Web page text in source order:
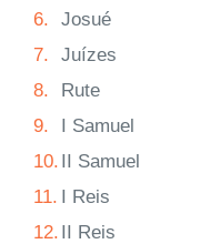
6.
Josué
7.
Juízes
8.
Rute
9.
I Samuel
10. II Samuel
11. I Reis
12. II Reis